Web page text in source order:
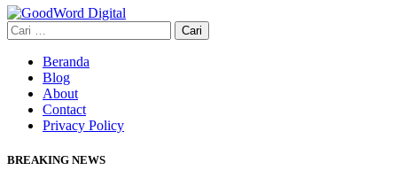
Cari
untuk:
Beranda
Blog
About
Contact
Privacy Policy
BREAKING NEWS